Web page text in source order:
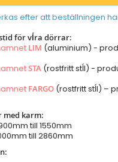
efter att beställningen
för vĺra dörrar:
LIM (aluminium) -
STA (rostfritt stĺl) -
FARGO (rostfritt stĺl) –
med karm:
till 1550mm
till 2860mm